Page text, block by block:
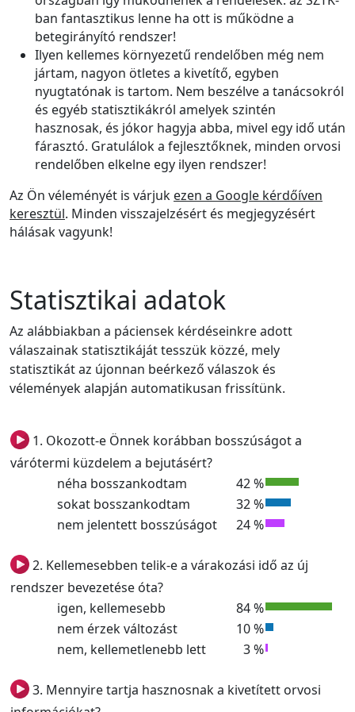
ban fantasztikus lenne ha ott is működne a
betegirányító rendszer!
Ilyen kellemes környezetű rendelőben még nem
jártam, nagyon ötletes a kivetítő, egyben
nyugtatónak is tartom. Nem beszélve a tanácsokról
és egyéb statisztikákról amelyek szintén
hasznosak, és jókor hagyja abba, mivel egy idő után
fárasztó. Gratulálok a fejlesztőknek, minden orvosi
rendelőben elkelne egy ilyen rendszer!
Az Ön véleményét is várjuk ezen a Google kérdőíven
keresztül. Minden visszajelzésért és megjegyzésért
hálásak vagyunk!
Statisztikai adatok
Az alábbiakban a páciensek kérdéseinkre adott
válaszainak statisztikáját tesszük közzé, mely
statisztikát az újonnan beérkező válaszok és
vélemények alapján automatikusan frissítünk.
1. Okozott-e Önnek korábban bosszúságot a
várótermi küzdelem a bejutásért?
néha bosszankodtam
42 %
sokat bosszankodtam
32 %
nem jelentett bosszúságot
24 %
2. Kellemesebben telik-e a várakozási idő az új
rendszer bevezetése óta?
igen, kellemesebb
84 %
nem érzek változást
10 %
nem, kellemetlenebb lett
3 %
3. Mennyire tartja hasznosnak a kivetített orvosi